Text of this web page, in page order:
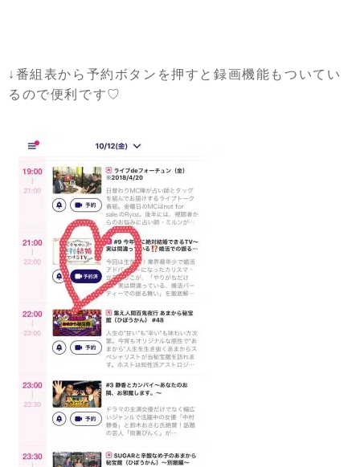
↓番組表から予約ボタンを押すと録画機能もついてい
るので便利です♡